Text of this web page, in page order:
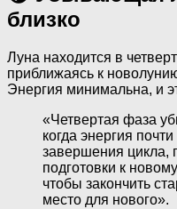
близко
Луна находится в
приближаясь к
Энергия минимальна, и
«Четвертая фаза
когда энергия
завершения цикла,
подготовки к
чтобы закончить
место для нового».